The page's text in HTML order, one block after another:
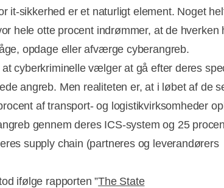
it-sikkerhed er et naturligt element. Noget
hele otte procent indrømmer, at de hverken
opdage eller afværge cyberangreb.
cyberkriminelle vælger at gå efter deres
angreb. Men realiteten er, at i løbet af de
af transport- og logistikvirksomheder
gennem deres ICS-system og 25
supply chain (partneres og leverandørers
ifølge rapporten ”The State